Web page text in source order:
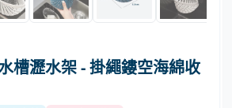
槽瀝水架 - 掛繩鏤空海綿收